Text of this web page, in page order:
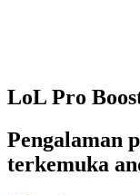
LoL Pro
Pengalaman
terkemuka